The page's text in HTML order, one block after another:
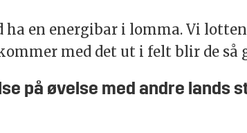
en energibar i lomma. Vi
med det ut i felt blir de
på øvelse med andre lands